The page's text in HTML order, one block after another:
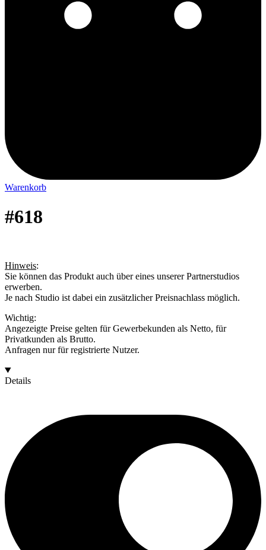
Warenkorb
#618
Hinweis:
Sie können das Produkt auch über eines unserer Partnerstudios
erwerben.
Je nach Studio ist dabei ein zusätzlicher Preisnachlass möglich.
Wichtig:
Angezeigte Preise gelten für Gewerbekunden als Netto, für
Privatkunden als Brutto.
Anfragen nur für registrierte Nutzer.
Details